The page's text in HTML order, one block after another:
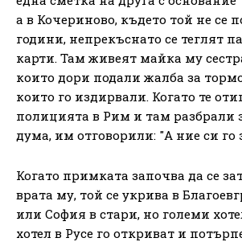
а в Кочериново, където той не се
години, непрекъснато се теглят
карти. Там живеят майка му
които дори подали жалба за
които го издирвали. Когато те
полицията в Рим и там разбрали
дума, им отговорили: "А ние си го
Когато примката започва да се
врата му, той се укрива в
или София в стари, но големи
хотел в Русе го откриват и